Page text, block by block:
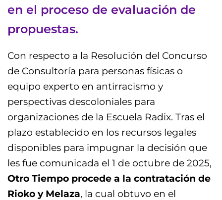
en el proceso de evaluación de
propuestas.
Con respecto a la Resolución del Concurso
de Consultoría para personas físicas o
equipo experto en antirracismo y
perspectivas descoloniales para
organizaciones de la Escuela Radix. Tras el
plazo establecido en los recursos legales
disponibles para impugnar la decisión que
les fue comunicada el 1 de octubre de 2025,
Otro Tiempo procede a la contratación de
Rioko y Melaza, la cual obtuvo en el